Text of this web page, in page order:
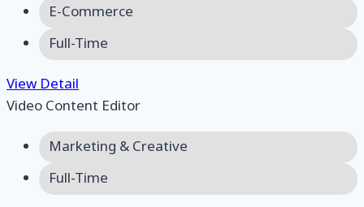
E-Commerce
Full-Time
View Detail
Video Content Editor
Marketing & Creative
Full-Time